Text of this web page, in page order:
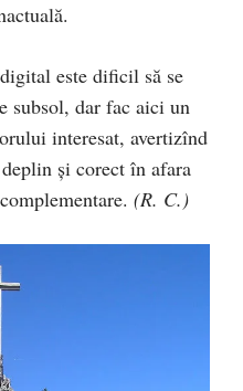
este dificil să se
subsol, dar fac aici un
interesat, avertizînd
şi corect în afara
(R. C.)